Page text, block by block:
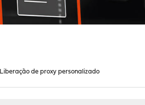
Liberação de proxy personalizado